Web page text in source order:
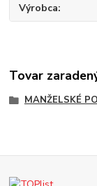
Výrobca
Tovar
MANŽELSKÉ